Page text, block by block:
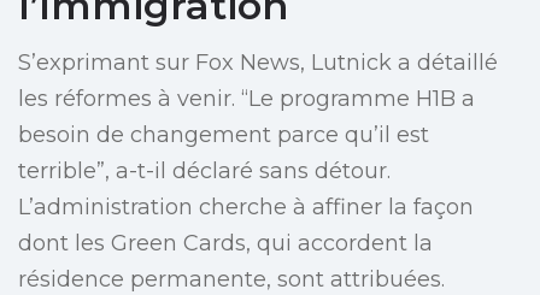
S’exprimant sur Fox News, Lutnick a détaillé
les réformes à venir. “Le programme H1B a
besoin de changement parce qu’il est
terrible”, a-t-il déclaré sans détour.
L’administration cherche à affiner la façon
dont les Green Cards, qui accordent la
résidence permanente, sont attribuées.